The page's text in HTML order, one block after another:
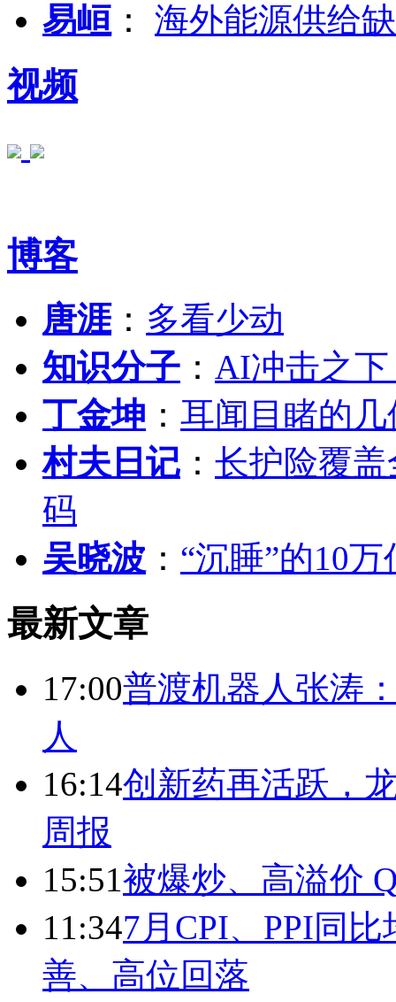
易峘 ： 海外能源供给
视频
博客
唐涯： 多看少动
知识分子 ： AI冲击之
丁金坤 ： 耳闻目睹的
村夫日记 ： 长护险覆
码
吴晓波 ： “沉睡”的10
最新文章
17:00普渡机器人张涛
人
16:14创新药再活跃，
周报
15:51被爆炒、高溢价
11:347月CPI、PPI同
善、高位回落